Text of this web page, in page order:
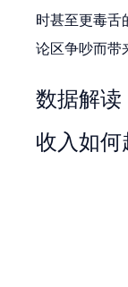
时甚至更毒舌
论区争吵而带
数据解
收入如